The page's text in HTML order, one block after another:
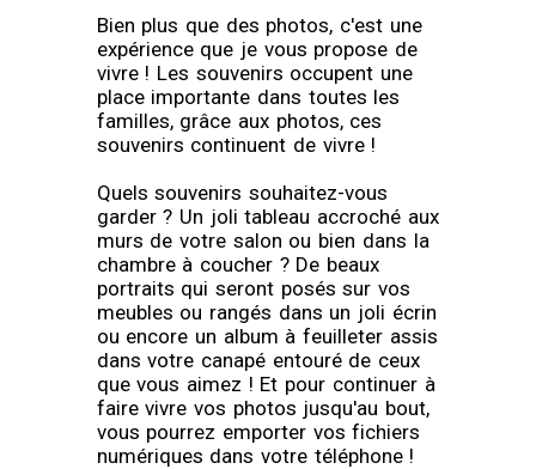
Bien plus que des photos, c'est une
expérience que je vous propose de
vivre ! Les souvenirs occupent une
place importante dans toutes les
familles, grâce aux photos, ces
souvenirs continuent de vivre !
Quels souvenirs souhaitez-vous
garder ? Un joli tableau accroché aux
murs de votre salon ou bien dans la
chambre à coucher ? De beaux
portraits qui seront posés sur vos
meubles ou rangés dans un joli écrin
ou encore un album à feuilleter assis
dans votre canapé entouré de ceux
que vous aimez ! Et pour continuer à
faire vivre vos photos jusqu'au bout,
vous pourrez emporter vos fichiers
numériques dans votre téléphone !